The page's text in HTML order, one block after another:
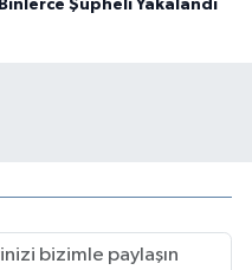
Binlerce Şüpheli Yakalandı